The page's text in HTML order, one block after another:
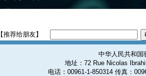
【推荐给朋友】
中华人民共和国
地址：72 Rue Nicolas
电话：00961-1-850314 传真：